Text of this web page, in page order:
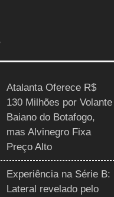
Atalanta Oferece R$
130 Milhões por Volante
Baiano do Botafogo,
mas Alvinegro Fixa
Preço Alto
Experiência na Série B:
Lateral revelado pelo